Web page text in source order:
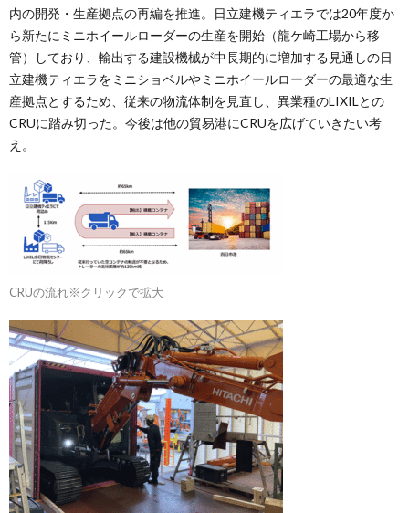
内の開発・生産拠点の再編を推進。日立建機ティエラでは20年度か
ら新たにミニホイールローダーの生産を開始（龍ケ崎工場から移
管）しており、輸出する建設機械が中長期的に増加する見通しの日
立建機ティエラをミニショベルやミニホイールローダーの最適な生
産拠点とするため、従来の物流体制を見直し、異業種のLIXILとの
CRUに踏み切った。今後は他の貿易港にCRUを広げていきたい考
え。
CRUの流れ※クリックで拡大